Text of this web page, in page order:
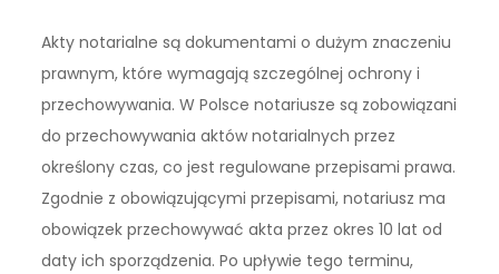
Akty notarialne są dokumentami o dużym znaczeniu
prawnym, które wymagają szczególnej ochrony i
przechowywania. W Polsce notariusze są zobowiązani
do przechowywania aktów notarialnych przez
określony czas, co jest regulowane przepisami prawa.
Zgodnie z obowiązującymi przepisami, notariusz ma
obowiązek przechowywać akta przez okres 10 lat od
daty ich sporządzenia. Po upływie tego terminu,